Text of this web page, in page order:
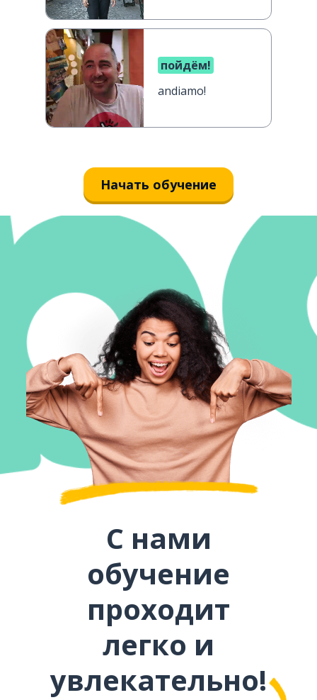
пойдём!
andiamo!
Начать обучение
С нами
обучение
проходит
легко и
увлекательно!